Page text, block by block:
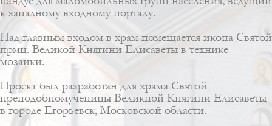
к западному входному порталу.
Над главным входом в храм помещается икона Святой
прмц. Великой Княгини Елисаветы в технике
мозаики.
Проект был разработан для храма Святой
преподобномученицы Великной Княгини Елисаветы
в городе Егорьевск, Московской области.